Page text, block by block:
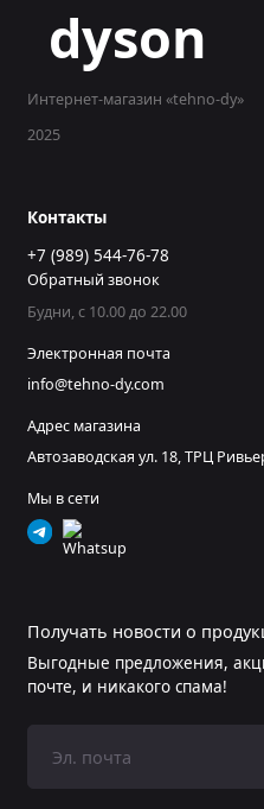
dyson
Интернет-магазин «tehno-dy»
2025
Контакты
+7 (989) 544-76-78
Обратный звонок
Будни, с 10.00 до 22.00
Электронная почта
info@tehno-dy.com
Адрес магазина
Автозаводская ул. 18, ТРЦ
Мы в сети
Получать новости о
Выгодные предложения,
почте, и никакого спама!